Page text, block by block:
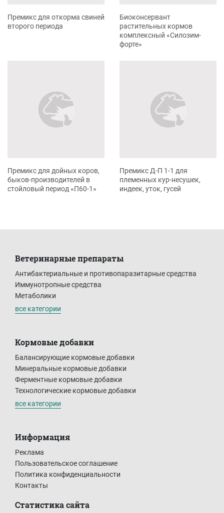
Премикс для откорма свиней
второго периода
Биоконсервант
растительных кормов
комплексный «Силозим-
форте»
Премикс для дойных коров,
быков-производителей в
стойловый период «П60-1»
Премикс Д-П 1-1 для
племенных кур-несушек,
индеек, уток, гусей
Ветеринарные препараты
Антибактериальные и противопаразитарные средства
Иммунотропные средства
Метаболики
все категории
Кормовые добавки
Балансирующие кормовые добавки
Минеральные кормовые добавки
Ферментные кормовые добавки
Технологические кормовые добавки
все категории
Информация
Реклама
Пользовательское соглашение
Политика конфиденциальности
Контакты
Статистика сайта